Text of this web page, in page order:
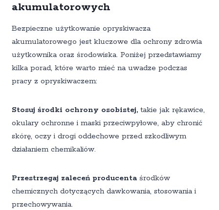
akumulatorowych
Bezpieczne użytkowanie opryskiwacza
akumulatorowego jest kluczowe dla ochrony zdrowia
użytkownika oraz środowiska. Poniżej przedstawiamy
kilka porad, które warto mieć na uwadze podczas
pracy z opryskiwaczem:
Stosuj środki ochrony osobistej, takie jak rękawice,
okulary ochronne i maski przeciwpyłowe, aby chronić
skórę, oczy i drogi oddechowe przed szkodliwym
działaniem chemikaliów.
Przestrzegaj zaleceń producenta środków
chemicznych dotyczących dawkowania, stosowania i
przechowywania.